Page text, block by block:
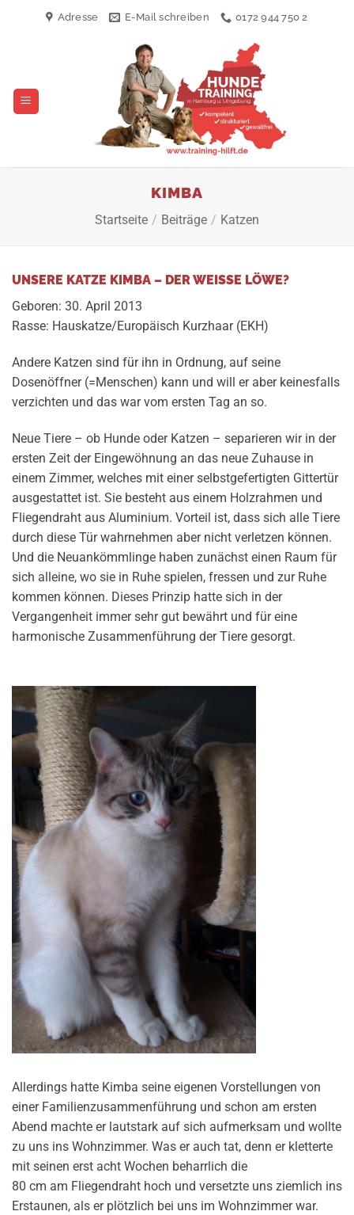
Adresse E-Mail schreiben 0172 944 750 2
KIMBA
Startseite / Beiträge / Katzen
UNSERE KATZE KIMBA – DER WEISSE LÖWE?
Geboren: 30. April 2013
Rasse: Hauskatze/Europäisch Kurzhaar (EKH)
Andere Katzen sind für ihn in Ordnung, auf seine
Dosenöffner (=Menschen) kann und will er aber keinesfalls
verzichten und das war vom ersten Tag an so.
Neue Tiere – ob Hunde oder Katzen – separieren wir in der
ersten Zeit der Eingewöhnung an das neue Zuhause in
einem Zimmer, welches mit einer selbstgefertigten Gittertür
ausgestattet ist. Sie besteht aus einem Holzrahmen und
Fliegendraht aus Aluminium. Vorteil ist, dass sich alle Tiere
durch diese Tür wahrnehmen aber nicht verletzen können.
Und die Neuankömmlinge haben zunächst einen Raum für
sich alleine, wo sie in Ruhe spielen, fressen und zur Ruhe
kommen können. Dieses Prinzip hatte sich in der
Vergangenheit immer sehr gut bewährt und für eine
harmonische Zusammenführung der Tiere gesorgt.
Allerdings hatte Kimba seine eigenen Vorstellungen von
einer Familienzusammenführung und schon am ersten
Abend machte er lautstark auf sich aufmerksam und wollte
zu uns ins Wohnzimmer. Was er auch tat, denn er kletterte
mit seinen erst acht Wochen beharrlich die
80 cm am Fliegendraht hoch und versetzte uns ziemlich ins
Erstaunen, als er plötzlich bei uns im Wohnzimmer war.